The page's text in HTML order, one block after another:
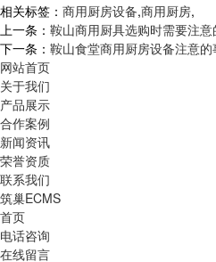
相关标签： 商用厨房设备,商用厨房,
上一条： 鞍山商用厨具选购时需要注
下一条： 鞍山食堂商用厨房设备注意的
网站首页
关于我们
产品展示
合作案例
新闻资讯
荣誉资质
联系我们
筑巢ECMS
首页
电话咨询
在线留言